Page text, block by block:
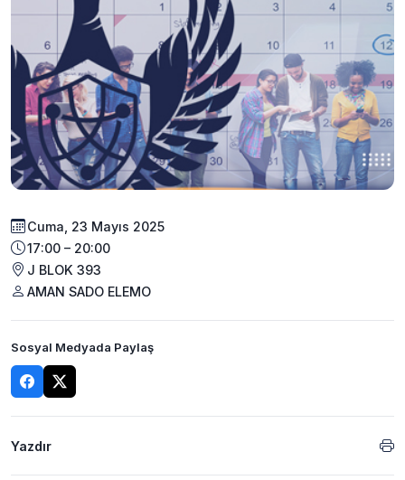
Cuma, 23 Mayıs 2025
17:00 – 20:00
J BLOK 393
AMAN SADO ELEMO
Sosyal Medyada Paylaş
Yazdır